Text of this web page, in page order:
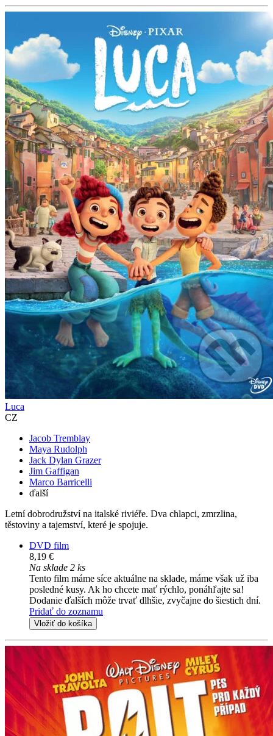
Luca
CZ
Jacob Tremblay
Maya Rudolph
Jack Dylan Grazer
Jim Gaffigan
Marco Barricelli
ďalší
Letní dobrodružství na italské riviéře. Dva chlapci, zmrzlina,
těstoviny a tajemství, které je spojuje.
DVD film
8,19 €
Na sklade 2 ks
Tento film máme síce aktuálne na sklade, máme však už iba
posledné kusy. Ak ho chcete mať rýchlo, ponáhľajte sa!
Dodanie ďalších môže trvať dlhšie, zvyčajne do šiestich dní.
Pridať do zoznamu
Vložiť do košíka